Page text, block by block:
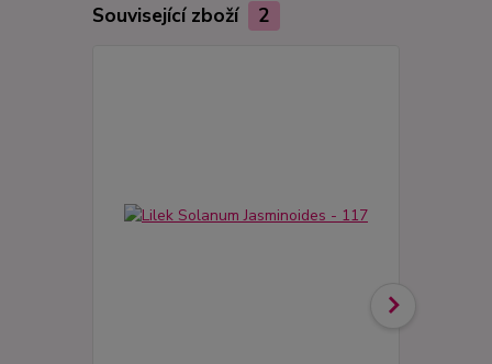
Související zboží 2